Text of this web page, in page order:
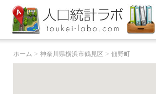
ホーム > 神奈川県横浜市鶴見区 > 佃野町